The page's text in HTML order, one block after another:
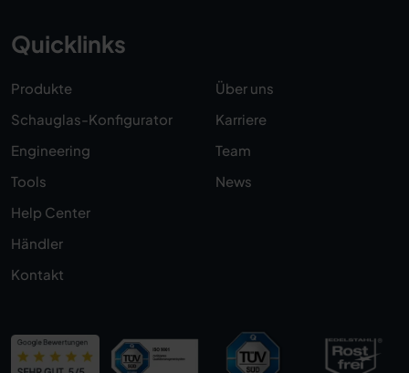
Quicklinks
Produkte
Schauglas-Konfigurator
Engineering
Tools
Help Center
Über uns
Karriere
Team
News
Händler
Kontakt